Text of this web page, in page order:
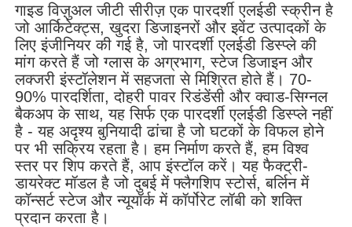
घर
उत्पादों
गाइड विज़ुअल जीटी सीरीज़ एक पारदर्शी एलईडी स्क्रीन है
जो आर्किटेक्ट्स, खुदरा डिजाइनरों और इवेंट उत्पादकों के
लिए इंजीनियर की गई है, जो पारदर्शी एलईडी डिस्प्ले की
मांग करते हैं जो ग्लास के अग्रभाग, स्टेज डिजाइन और
लक्जरी इंस्टॉलेशन में सहजता से मिश्रित होते हैं। 70-
90% पारदर्शिता, दोहरी पावर रिडंडेंसी और क्वाड-सिग्नल
बैकअप के साथ, यह सिर्फ एक पारदर्शी एलईडी डिस्प्ले नहीं
है - यह अदृश्य बुनियादी ढांचा है जो घटकों के विफल होने
पर भी सक्रिय रहता है। हम निर्माण करते हैं, हम विश्व
स्तर पर शिप करते हैं, आप इंस्टॉल करें। यह फैक्ट्री-
डायरेक्ट मॉडल है जो दुबई में फ्लैगशिप स्टोर्स, बर्लिन में
कॉन्सर्ट स्टेज और न्यूयॉर्क में कॉर्पोरेट लॉबी को शक्ति
प्रदान करता है।